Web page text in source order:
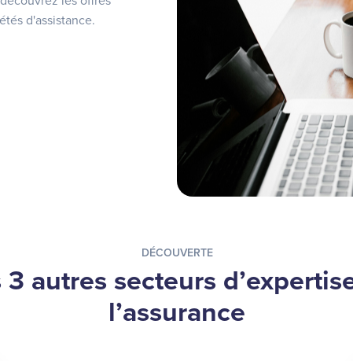
d'assistance.
DÉCOUVERTE
3 autres secteurs
l’assurance